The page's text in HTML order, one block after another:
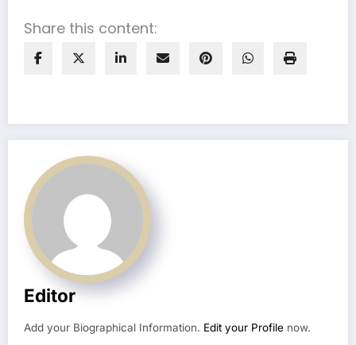
Share this content:
Editor
Add your Biographical Information. Edit your Profile now.